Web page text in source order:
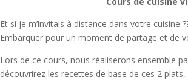
Et si je m’invitais à distance dans votre cuisine
Embarquer pour un moment de partage et de
Lors de ce cours, nous réaliserons ensemble
découvrirez les recettes de base de ces 2